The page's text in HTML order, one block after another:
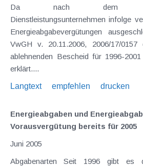
Da nach dem
Dienstleistungsunternehmen infolge
Energieabgabevergütungen
VwGH v. 20.11.2006, 2006/17/0157
ablehnenden Bescheid für 1996-2001 als nicht rechtswidrig
erklärt....
Langtext
empfehlen drucken
Energieabgaben und
Vorausvergütung bereits für 2005
Juni 2005
Abgabenarten Seit 1996 gibt es die Elektrizitäts- und